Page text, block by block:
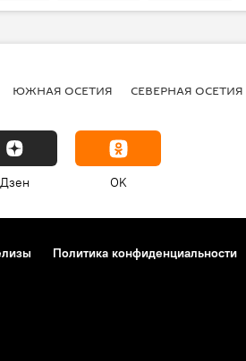
ЮЖНАЯ ОСЕТИЯ СЕВЕРНАЯ ОСЕТИЯ
Дзен OK
Политика конфиденциальности